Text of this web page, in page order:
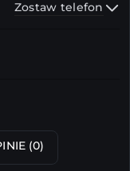
Zostaw telefon
(0)